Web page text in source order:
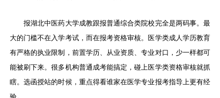
报湖北中医药大学成教跟报普通综合类院校完全是两码事。最
大的门槛不在入学考试，而在报考资格审核。医学类成人学历教育
有严格的执业限制，前置学历、从业资质、专业对口，少一样都可
能被刷下来。很多机构普通成考能搞定，碰上医学类资格审核就抓
瞎。选函授站的时候，重点得看谁家在医学专业报考指导上更有经